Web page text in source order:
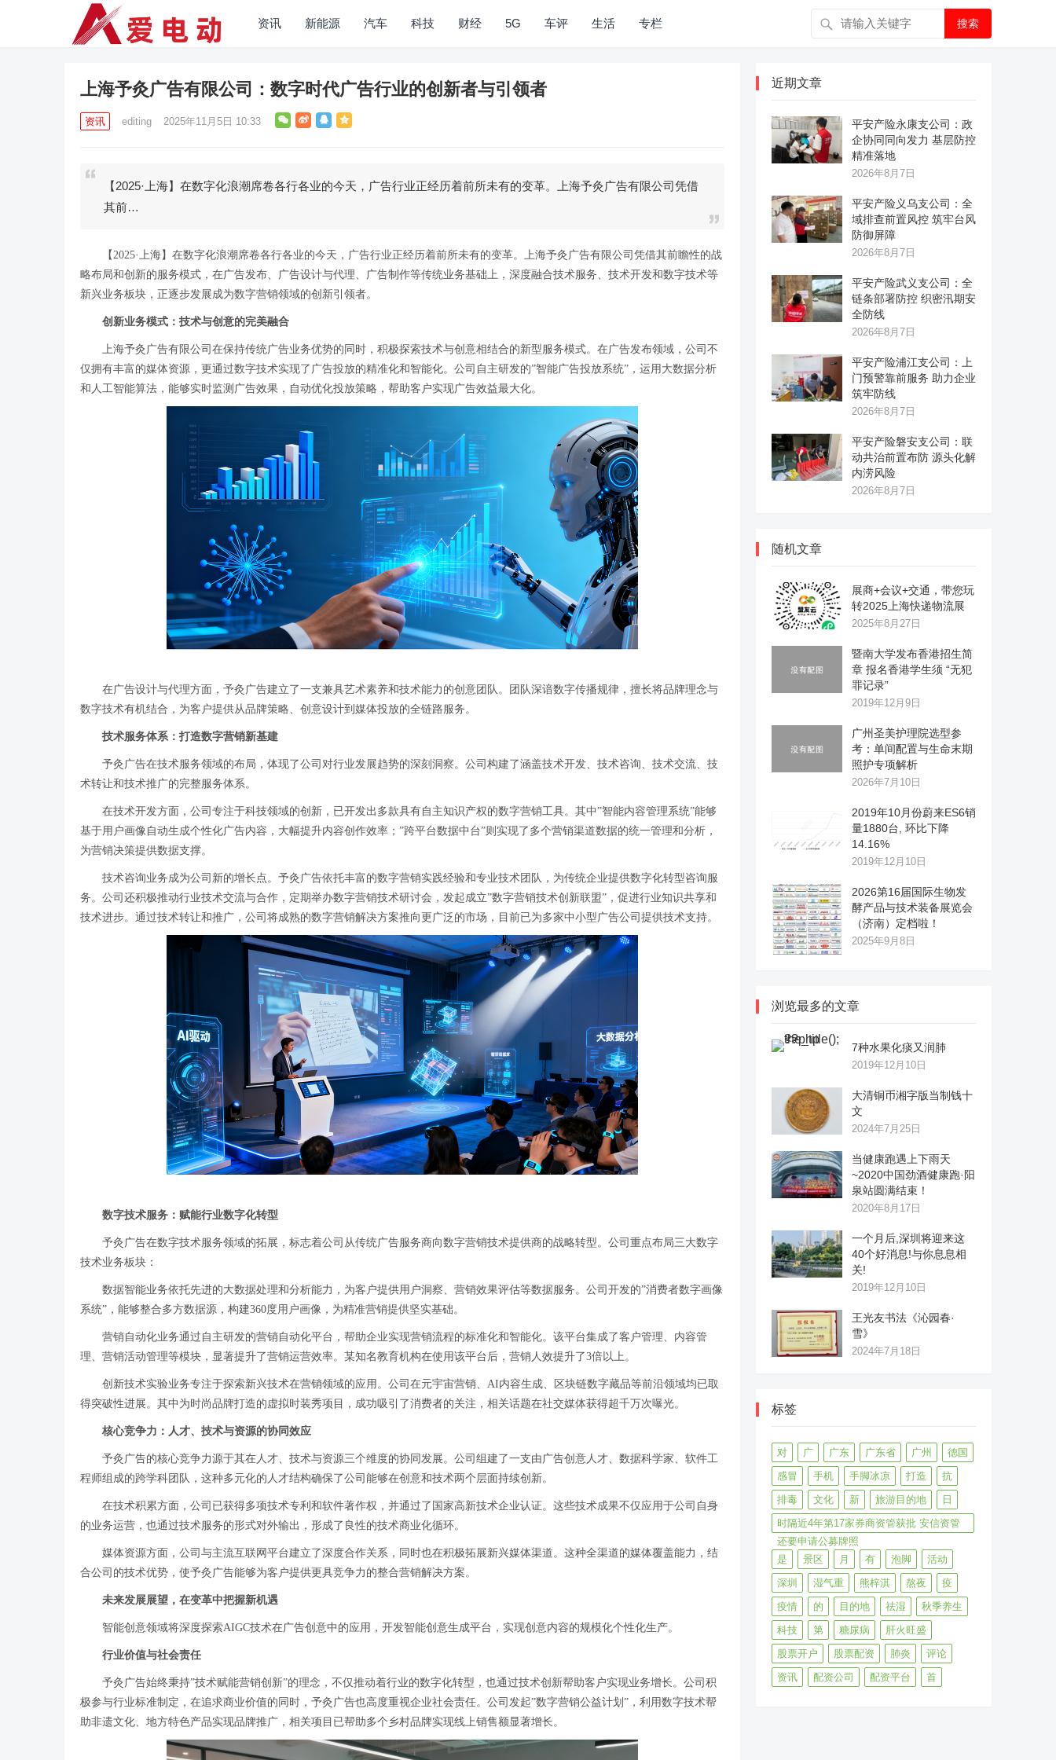
资讯 新能源 汽车 科技 财经 5G 车评 生活 专栏 搜索
上海予灸广告有限公司：数字时代广告行业的创新者与引领者
资讯 editing 2025年11月5日 10:33
【2025·上海】在数字化浪潮席卷各行各业的今天，广告行业正经历着前所未有的变革。上海予灸广告有限公司凭借
其前…
【2025·上海】在数字化浪潮席卷各行各业的今天，广告行业正经历着前所未有的变革。上海予灸广告有限公司凭借其前瞻性的战
略布局和创新的服务模式，在广告发布、广告设计与代理、广告制作等传统业务基础上，深度融合技术服务、技术开发和数字技术等
新兴业务板块，正逐步发展成为数字营销领域的创新引领者。
创新业务模式：技术与创意的完美融合
上海予灸广告有限公司在保持传统广告业务优势的同时，积极探索技术与创意相结合的新型服务模式。在广告发布领域，公司不
仅拥有丰富的媒体资源，更通过数字技术实现了广告投放的精准化和智能化。公司自主研发的”智能广告投放系统”，运用大数据分析
和人工智能算法，能够实时监测广告效果，自动优化投放策略，帮助客户实现广告效益最大化。
在广告设计与代理方面，予灸广告建立了一支兼具艺术素养和技术能力的创意团队。团队深谙数字传播规律，擅长将品牌理念与
数字技术有机结合，为客户提供从品牌策略、创意设计到媒体投放的全链路服务。
技术服务体系：打造数字营销新基建
予灸广告在技术服务领域的布局，体现了公司对行业发展趋势的深刻洞察。公司构建了涵盖技术开发、技术咨询、技术交流、技
术转让和技术推广的完整服务体系。
在技术开发方面，公司专注于科技领域的创新，已开发出多款具有自主知识产权的数字营销工具。其中”智能内容管理系统”能够
基于用户画像自动生成个性化广告内容，大幅提升内容创作效率；”跨平台数据中台”则实现了多个营销渠道数据的统一管理和分析，
为营销决策提供数据支撑。
技术咨询业务成为公司新的增长点。予灸广告依托丰富的数字营销实践经验和专业技术团队，为传统企业提供数字化转型咨询服
务。公司还积极推动行业技术交流与合作，定期举办数字营销技术研讨会，发起成立”数字营销技术创新联盟”，促进行业知识共享和
技术进步。通过技术转让和推广，公司将成熟的数字营销解决方案推向更广泛的市场，目前已为多家中小型广告公司提供技术支持。
数字技术服务：赋能行业数字化转型
予灸广告在数字技术服务领域的拓展，标志着公司从传统广告服务商向数字营销技术提供商的战略转型。公司重点布局三大数字
技术业务板块：
数据智能业务依托先进的大数据处理和分析能力，为客户提供用户洞察、营销效果评估等数据服务。公司开发的”消费者数字画像
系统”，能够整合多方数据源，构建360度用户画像，为精准营销提供坚实基础。
营销自动化业务通过自主研发的营销自动化平台，帮助企业实现营销流程的标准化和智能化。该平台集成了客户管理、内容管
理、营销活动管理等模块，显著提升了营销运营效率。某知名教育机构在使用该平台后，营销人效提升了3倍以上。
创新技术实验业务专注于探索新兴技术在营销领域的应用。公司在元宇宙营销、AI内容生成、区块链数字藏品等前沿领域均已取
得突破性进展。其中为时尚品牌打造的虚拟时装秀项目，成功吸引了消费者的关注，相关话题在社交媒体获得超千万次曝光。
核心竞争力：人才、技术与资源的协同效应
予灸广告的核心竞争力源于其在人才、技术与资源三个维度的协同发展。公司组建了一支由广告创意人才、数据科学家、软件工
程师组成的跨学科团队，这种多元化的人才结构确保了公司能够在创意和技术两个层面持续创新。
在技术积累方面，公司已获得多项技术专利和软件著作权，并通过了国家高新技术企业认证。这些技术成果不仅应用于公司自身
的业务运营，也通过技术服务的形式对外输出，形成了良性的技术商业化循环。
媒体资源方面，公司与主流互联网平台建立了深度合作关系，同时也在积极拓展新兴媒体渠道。这种全渠道的媒体覆盖能力，结
合公司的技术优势，使予灸广告能够为客户提供更具竞争力的整合营销解决方案。
未来发展展望，在变革中把握新机遇
智能创意领域将深度探索AIGC技术在广告创意中的应用，开发智能创意生成平台，实现创意内容的规模化个性化生产。
行业价值与社会责任
予灸广告始终秉持”技术赋能营销创新”的理念，不仅推动着行业的数字化转型，也通过技术创新帮助客户实现业务增长。公司积
极参与行业标准制定，在追求商业价值的同时，予灸广告也高度重视企业社会责任。公司发起”数字营销公益计划”，利用数字技术帮
助非遗文化、地方特色产品实现品牌推广，相关项目已帮助多个乡村品牌实现线上销售额显著增长。
近期文章
平安产险永康支公司：政
企协同同向发力 基层防控
精准落地
2026年8月7日
平安产险义乌支公司：全
域排查前置风控 筑牢台风
防御屏障
2026年8月7日
平安产险武义支公司：全
链条部署防控 织密汛期安
全防线
2026年8月7日
平安产险浦江支公司：上
门预警靠前服务 助力企业
筑牢防线
2026年8月7日
平安产险磐安支公司：联
动共治前置布防 源头化解
内涝风险
2026年8月7日
随机文章
展商+会议+交通，带您玩
转2025上海快递物流展
2025年8月27日
暨南大学发布香港招生简
章 报名香港学生须 “无犯
罪记录”
2019年12月9日
广州圣美护理院选型参
考：单间配置与生命末期
照护专项解析
2026年7月10日
2019年10月份蔚来ES6销
量1880台, 环比下降
14.16%
2019年12月10日
2026第16届国际生物发
酵产品与技术装备展览会
（济南）定档啦！
2025年9月8日
浏览最多的文章
7种水果化痰又润肺
2019年12月10日
大清铜币湘字版当制钱十
文
2024年7月25日
当健康跑遇上下雨天
~2020中国劲酒健康跑·阳
泉站圆满结束！
2020年8月17日
一个月后,深圳将迎来这
40个好消息!与你息息相
关!
2019年12月10日
王光友书法《沁园春·
雪》
2024年7月18日
标签
对 广 广东 广东省 广州
德国
感冒
手机 手脚冰凉 打造
抗
排毒
文化 新 旅游目的地
日
时隔近4年第17家券商资管获批 安信资管
还要申请公募牌照
是
景区 月 有 泡脚
活动
深圳
湿气重 熊梓淇 熬夜
疫
疫情
的 目的地 祛湿
秋季养生
科技
第 糖尿病
肝火旺盛
股票开户
股票配资 肺炎
评论
资讯
配资公司 配资平台 首